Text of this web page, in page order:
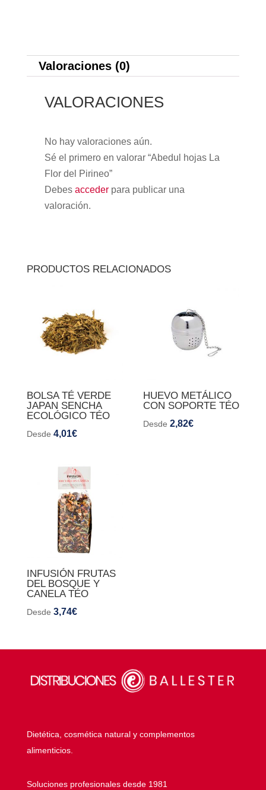
Valoraciones (0)
VALORACIONES
No hay valoraciones aún.
Sé el primero en valorar “Abedul hojas La
Flor del Pirineo”
Debes accederpara publicar una
valoración.
PRODUCTOS RELACIONADOS
BOLSA TÉ VERDE
JAPAN SENCHA
ECOLÓGICO TÉO
Desde 4,01€
HUEVO METÁLICO
CON SOPORTE TÉO
Desde2,82€
INFUSIÓN FRUTAS
DEL BOSQUE Y
CANELA TÉO
Desde 3,74€
Dietética, cosmética natural y complementos
alimenticios.
Soluciones profesionales desde 1981